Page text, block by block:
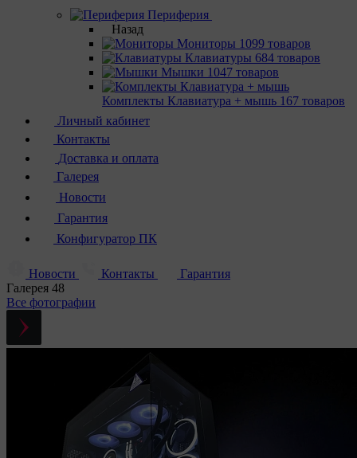
Периферия
Назад
Мониторы 1099 товаров
Клавиатуры 684 товаров
Мышки 1047 товаров
Комплекты Клавиатура + мышь 167 товаров
Личный кабинет
Контакты
Доставка и оплата
Галерея
Новости
Гарантия
Конфигуратор ПК
Новости Контакты
Гарантия
Галерея 48
Все фотографии